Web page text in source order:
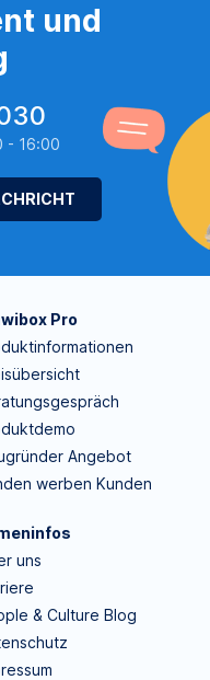
und
- 16:00
Pro
Angebot
werben Kunden
uns
& Culture Blog